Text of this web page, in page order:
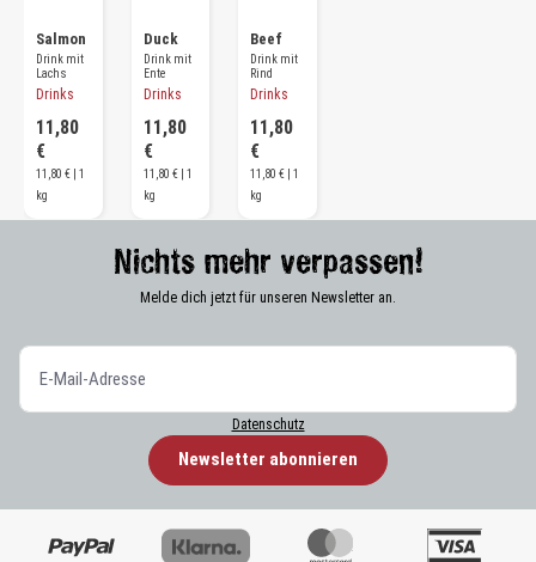
Salmon
Drink mit
Lachs
Drinks
11,80
€
11,80 € | 1
kg
Duck
Drink mit
Ente
Drinks
11,80
€
11,80 € | 1
kg
Beef
Drink mit
Rind
Drinks
11,80
€
11,80 € | 1
kg
Nichts mehr verpassen!
Melde dich jetzt für unseren Newsletter an.
Datenschutz
Newsletter abonnieren